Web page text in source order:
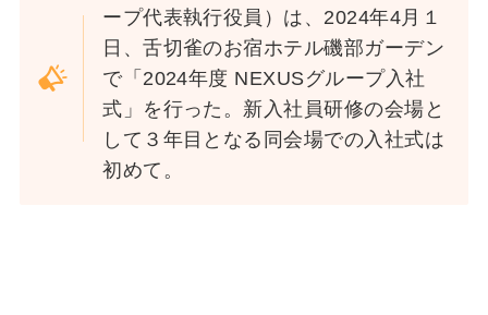
ープ代表執行役員）は、2024年4月１
日、舌切雀のお宿ホテル磯部ガーデン
で「2024年度 NEXUSグループ入社
式」を行った。新入社員研修の会場と
して３年目となる同会場での入社式は
初めて。